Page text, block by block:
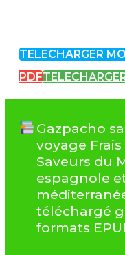
TELECHARGER
PDF
Gazpacho
voyage
Saveurs du
espagnole
téléchargé
formats